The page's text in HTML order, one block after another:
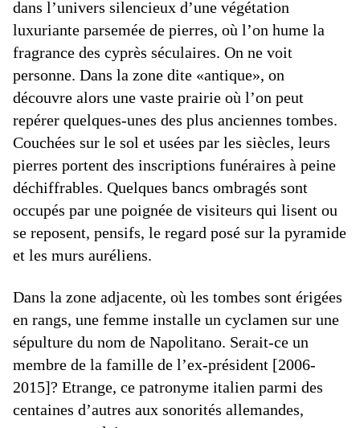
dans l’univers silencieux d’une végétation
luxuriante parsemée de pierres, où l’on hume la
fragrance des cyprès séculaires. On ne voit
personne. Dans la zone dite «antique», on
découvre alors une vaste prairie où l’on peut
repérer quelques-unes des plus anciennes tombes.
Couchées sur le sol et usées par les siècles, leurs
pierres portent des inscriptions funéraires à peine
déchiffrables. Quelques bancs ombragés sont
occupés par une poignée de visiteurs qui lisent ou
se reposent, pensifs, le regard posé sur la pyramide
et les murs auréliens.
Dans la zone adjacente, où les tombes sont érigées
en rangs, une femme installe un cyclamen sur une
sépulture du nom de Napolitano. Serait-ce un
membre de la famille de l’ex-président [2006-
2015]? Etrange, ce patronyme italien parmi des
centaines d’autres aux sonorités allemandes,